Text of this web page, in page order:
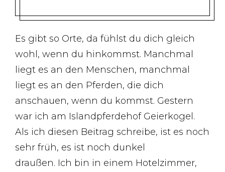
Es gibt so Orte, da fühlst du dich gleich
wohl, wenn du hinkommst. Manchmal
liegt es an den Menschen, manchmal
liegt es an den Pferden, die dich
anschauen, wenn du kommst. Gestern
war ich am Islandpferdehof Geierkogel.
Als ich diesen Beitrag schreibe, ist es noch
sehr früh, es ist noch dunkel
draußen. Ich bin in einem Hotelzimmer,